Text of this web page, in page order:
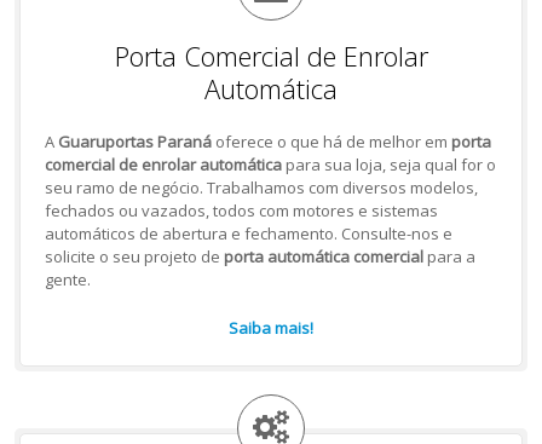
Porta Comercial de Enrolar
Automática
A Guaruportas Paranáoferece o que há de melhor em porta
comercial de enrolar automáticapara sua loja, seja qual for o
seu ramo de negócio. Trabalhamos com diversos modelos,
fechados ou vazados, todos com motores e sistemas
automáticos de abertura e fechamento. Consulte-nos e
solicite o seu projeto de porta automática comercialpara a
gente.
Saiba mais!